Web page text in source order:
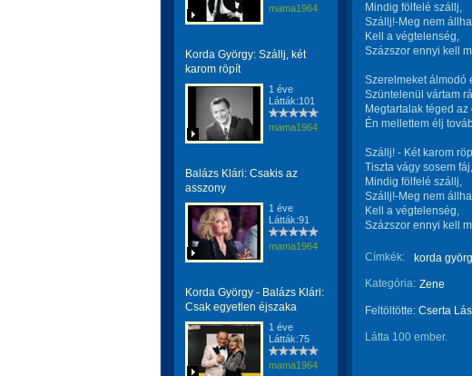
mama1964
Korda György: Szállj, két
karom röpít
1 éve
Látták:101
mama1964
Balázs Klári: Csakis az
asszony
1 éve
Látták:91
mama1964
Korda György - Balázs Klári:
Csak egyetlen éjszaka
1 éve
Látták:75
mama1964
Mindig fölfelé szállj,
Szállj!-Meg nem
Kell a végtelenség,
Százszor ennyi kell
Szerelmeket álmodó
Szüntelenül vártam
Megtartalak téged
Én mellettem élj
Szállj! - Két karom
Tiszta vágy sosem fáj,
Mindig fölfelé szállj,
Szállj!-Meg nem
Kell a végtelenség,
Százszor ennyi kell
Címkék: korda
Kategória: Zene
Feltöltötte: Cserta
Látta 100 ember.